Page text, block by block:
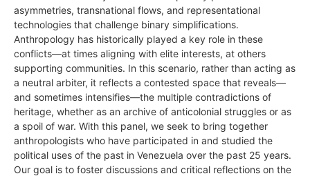
asymmetries, transnational flows, and representational
technologies that challenge binary simplifications.
Anthropology has historically played a key role in these
conflicts—at times aligning with elite interests, at others
supporting communities. In this scenario, rather than acting as
a neutral arbiter, it reflects a contested space that reveals—
and sometimes intensifies—the multiple contradictions of
heritage, whether as an archive of anticolonial struggles or as
a spoil of war. With this panel, we seek to bring together
anthropologists who have participated in and studied the
political uses of the past in Venezuela over the past 25 years.
Our goal is to foster discussions and critical reflections on the